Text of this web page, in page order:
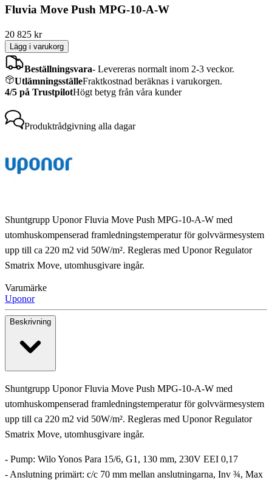
Fluvia Move Push MPG-10-A-W
20 825 kr
Lägg i varukorg
Beställningsvara- Levereras normalt inom 2-3 veckor.
UtlämningsställeFraktkostnad beräknas i varukorgen.
4/5 på TrustpilotHögt betyg från våra kunder
Produktrådgivning alla dagar
Shuntgrupp Uponor Fluvia Move Push MPG-10-A-W med
utomhuskompenserad framledningstemperatur för golvvärmesystem
upp till ca 220 m2 vid 50W/m². Regleras med Uponor Regulator
Smatrix Move, utomhusgivare ingår.
Varumärke
Uponor
Beskrivning
Shuntgrupp Uponor Fluvia Move Push MPG-10-A-W med
utomhuskompenserad framledningstemperatur för golvvärmesystem
upp till ca 220 m2 vid 50W/m². Regleras med Uponor Regulator
Smatrix Move, utomhusgivare ingår.
- Pump: Wilo Yonos Para 15/6, G1, 130 mm, 230V EEI 0,17
- Anslutning primärt: c/c 70 mm mellan anslutningarna, Inv ¾, Max